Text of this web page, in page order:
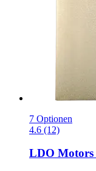
7 Optionen
4.6 (12)
LDO Motors